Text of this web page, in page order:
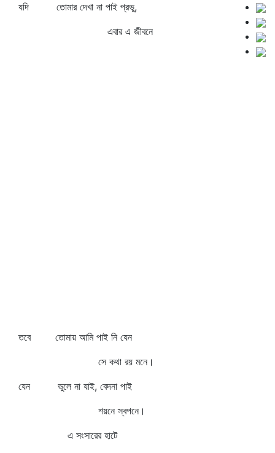
যদি তোমার দেখা না পাই প্রভু,
এবার এ জীবনে
তবে তোমায় আমি পাই নি যেন
সে কথা রয় মনে।
যেন ভুলে না যাই, বেদনা পাই
শয়নে স্বপনে।
এ সংসারের হাটে